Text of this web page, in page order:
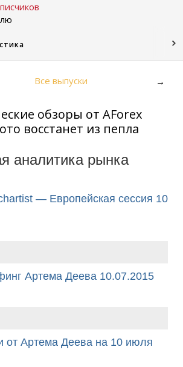
Все выпуски →
обзоры от AForex
восстанет из пепла
аналитика рынка
— Европейская сессия 10
Артема Деева 10.07.2015
от Артема Деева на 10 июля